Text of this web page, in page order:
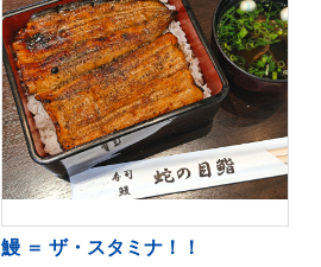
鰻 ＝ ザ・スタミナ！！